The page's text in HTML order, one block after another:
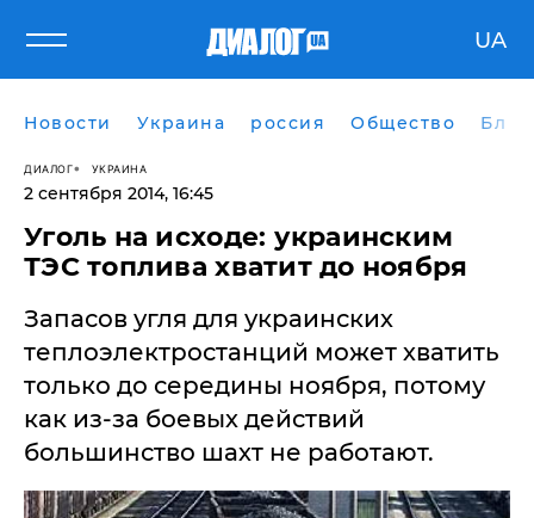
UA
Новости Украина россия Общество
ДИАЛОГ УКРАИНА
2 сентября 2014, 16:45
Уголь на исходе: украинским
ТЭС топлива хватит до ноября
Запасов угля для украинских
теплоэлектростанций может хватить
только до середины ноября, потому
как из-за боевых действий
большинство шахт не работают.